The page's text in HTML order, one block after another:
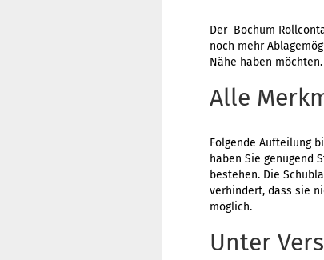
Der Bochum
noch mehr
Nähe haben
Alle
Folgende Aufteilung
haben Sie genügend
bestehen. Die
verhindert, dass sie
möglich.
Unter